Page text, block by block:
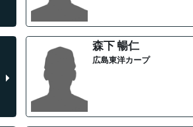
森下 暢仁
広島東洋カープ